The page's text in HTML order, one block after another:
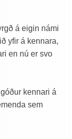
á eigin námi
yfir á kennara,
en nú er svo
kennari á
sem